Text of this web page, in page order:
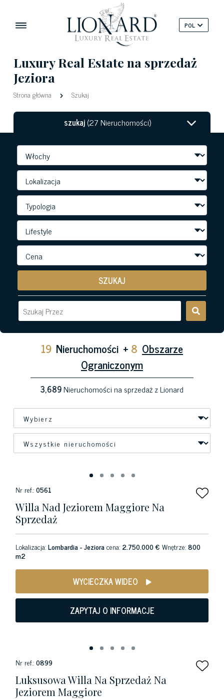
POL
Luxury Real Estate na sprzedaż
Jeziora
Strona główna Szukaj
szukaj(27 Nieruchomości)
SZUKAJ
19 Nieruchomości + 8 Obszarze
Ograniczonym
3,689Nieruchomości na sprzedaż z Lionard
Nr ref.:0561
Willa Nad Jeziorem Maggiore Na
Sprzedaż
Lokalizacja:Lombardia - Jezioracena: 2.750.000 € Wnętrze:800
m2
WYCIECZKA WIDEO
ZAPYTAJ O INFORMACJE
Nr ref.:0899
Luksusowa Willa Na Sprzedaż Na
Jeziorem Maggiore